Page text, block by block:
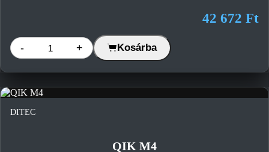
megbízható működéséhez. A megfelelő rugó kiválasztása minden
esetben a DITEC gyári rugóválasztó táblázata alapján történik.
42 672 Ft
- + Kosárba
DITEC
QIK M4